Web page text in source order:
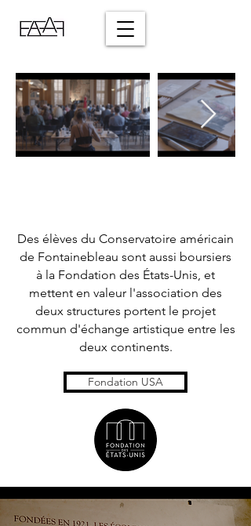
Des élèves du Conservatoire américain
de Fontainebleau sont aussi boursiers
à la Fondation des États-Unis, et
mettent en valeur l'association des
deux structures portent le projet
commun d'échange artistique entre les
deux continents.
Fondation USA